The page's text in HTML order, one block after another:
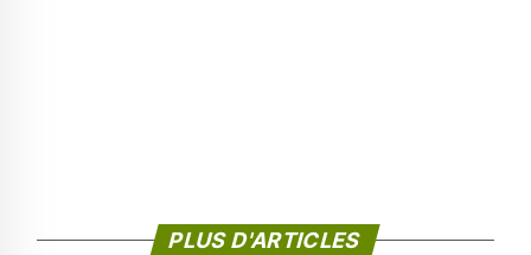
PLUS D'ARTICLES